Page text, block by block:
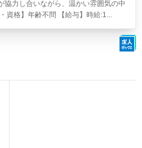
協力し合いながら、温かい雰囲気の中
資格】年齢不問 【給与】時給:1...